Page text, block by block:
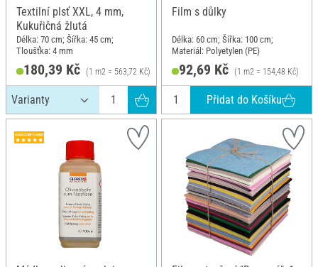
Textilní plsť XXL, 4 mm,
Kukuřičná žlutá
Délka: 70 cm; Šířka: 45 cm;
Tloušťka: 4 mm
180,39 Kč (1 m2 = 563,72 Kč)
Film s důlky
Délka: 60 cm; Šířka: 100 cm;
Materiál: Polyetylen (PE)
92,69 Kč (1 m2 = 154,48 Kč)
Přidat do Košíku